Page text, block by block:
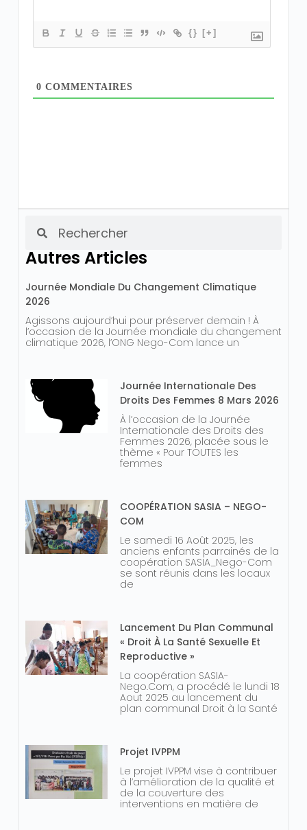
{} [+]
0 COMMENTAIRES
Autres Articles
Journée Mondiale Du Changement Climatique
2026
Agissons aujourd’hui pour préserver demain ! À
l’occasion de la Journée mondiale du changement
climatique 2026, l’ONG Nego-Com lance un
Journée Internationale Des
Droits Des Femmes 8 Mars 2026
À l’occasion de la Journée
Internationale des Droits des
Femmes 2026, placée sous le
thème « Pour TOUTES les
femmes
COOPÉRATION SASIA – NEGO-
COM
Le samedi 16 Août 2025, les
anciens enfants parrainés de la
coopération SASIA_Nego-Com
se sont réunis dans les locaux
de
Lancement Du Plan Communal
« Droit À La Santé Sexuelle Et
Reproductive »
La coopération SASIA-
Nego.Com, a procédé le lundi 18
Aout 2025 au lancement du
plan communal Droit à la Santé
Projet IVPPM
Le projet IVPPM vise à contribuer
à l’amélioration de la qualité et
de la couverture des
interventions en matière de